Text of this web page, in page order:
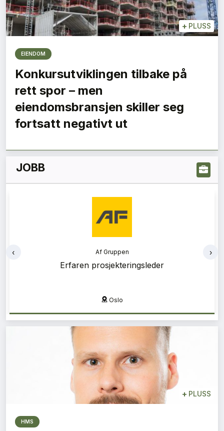
+ PLUSS
EIENDOM
Konkursutviklingen tilbake på
rett spor – men
eiendomsbransjen skiller seg
fortsatt negativt ut
JOBB
Af Gruppen
Erfaren prosjekteringsleder
Oslo
Af Gruppen
Bærekraftsrådgiver
Oslo
‹ ›
+ PLUSS
HMS